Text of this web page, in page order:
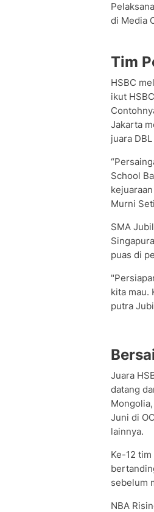
di Media
Tim
HSBC
ikut
Jakarta
juara
School
Murni
SMA
puas di
kita mau.
putra
Juara
datang
Juni di
lainnya.
Ke-12
sebelum
NBA